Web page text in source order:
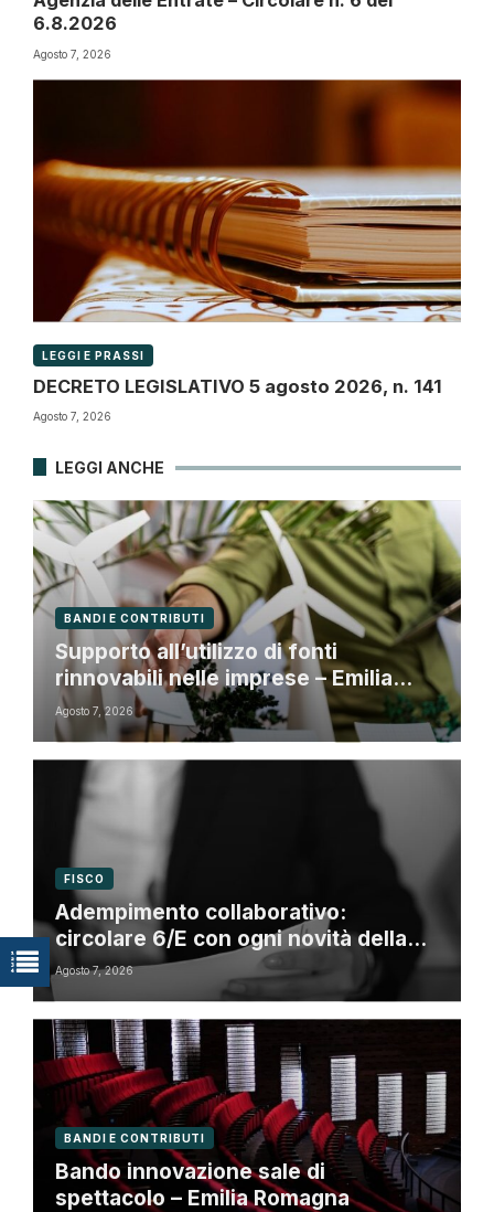
6.8.2026
Agosto 7, 2026
LEGGI E PRASSI
DECRETO LEGISLATIVO 5 agosto 2026, n. 141
Agosto 7, 2026
LEGGI ANCHE
BANDI E CONTRIBUTI
Supporto all’utilizzo di fonti
rinnovabili nelle imprese – Emilia
Romagna
Agosto 7, 2026
FISCO
Adempimento collaborativo:
circolare 6/E con ogni novità della
riforma fiscale
Agosto 7, 2026
BANDI E CONTRIBUTI
Bando innovazione sale di
spettacolo – Emilia Romagna